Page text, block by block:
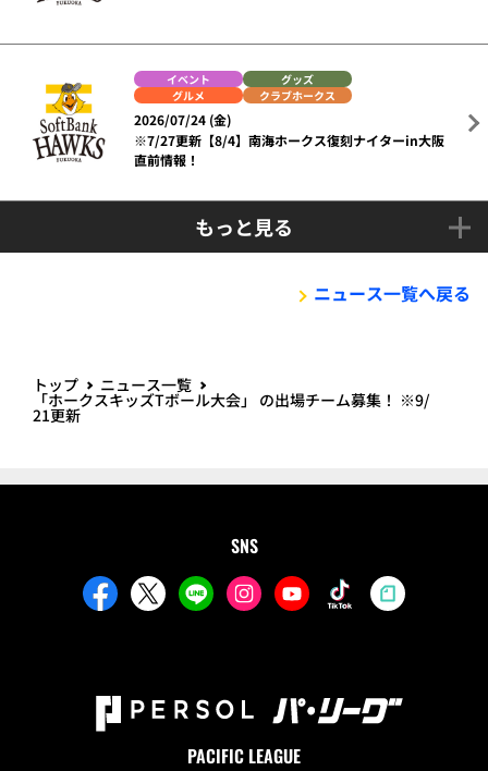
イベント
グッズ
グルメ
クラブホークス
2026/07/24 (金)
※7/27更新【8/4】南海ホークス復刻ナイターin大阪
直前情報！
もっと見る
ニュース一覧へ戻る
トップ ニュース一覧
「ホークスキッズTボール大会」 の出場チーム募集！ ※9/
21更新
SNS
PACIFIC LEAGUE